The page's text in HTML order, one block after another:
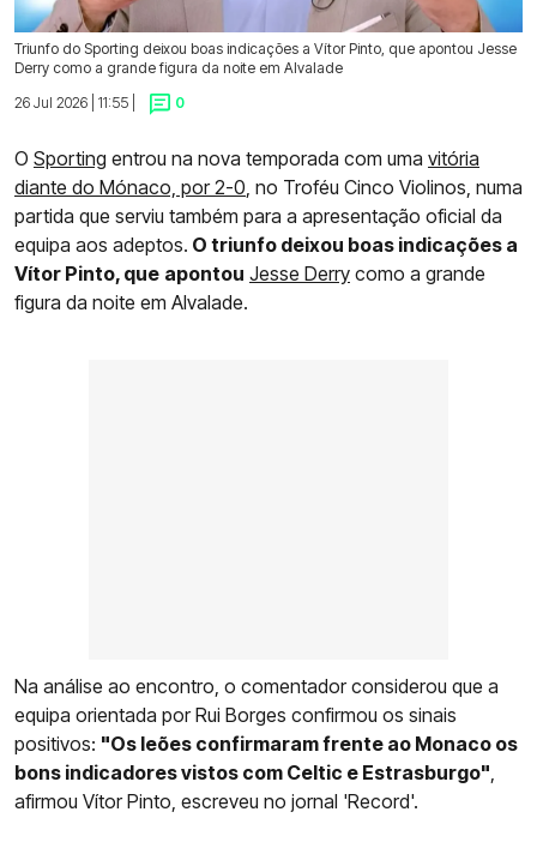
Triunfo do Sporting deixou boas indicações a Vítor Pinto, que apontou Jesse
Derry como a grande figura da noite em Alvalade
26 Jul 2026 | 11:55 |
0
O Sporting entrou na nova temporada com uma vitória
diante do Mónaco, por 2-0 , no Troféu Cinco Violinos, numa
partida que serviu também para a apresentação oficial da
equipa aos adeptos. O triunfo deixou boas indicações a
Vítor Pinto, que apontou Jesse Derry como a grande
figura da noite em Alvalade.
Na análise ao encontro, o comentador considerou que a
equipa orientada por Rui Borges confirmou os sinais
positivos: "Os leões confirmaram frente ao Monaco os
bons indicadores vistos com Celtic e Estrasburgo"
afirmou Vítor Pinto, escreveu no jornal 'Record'.